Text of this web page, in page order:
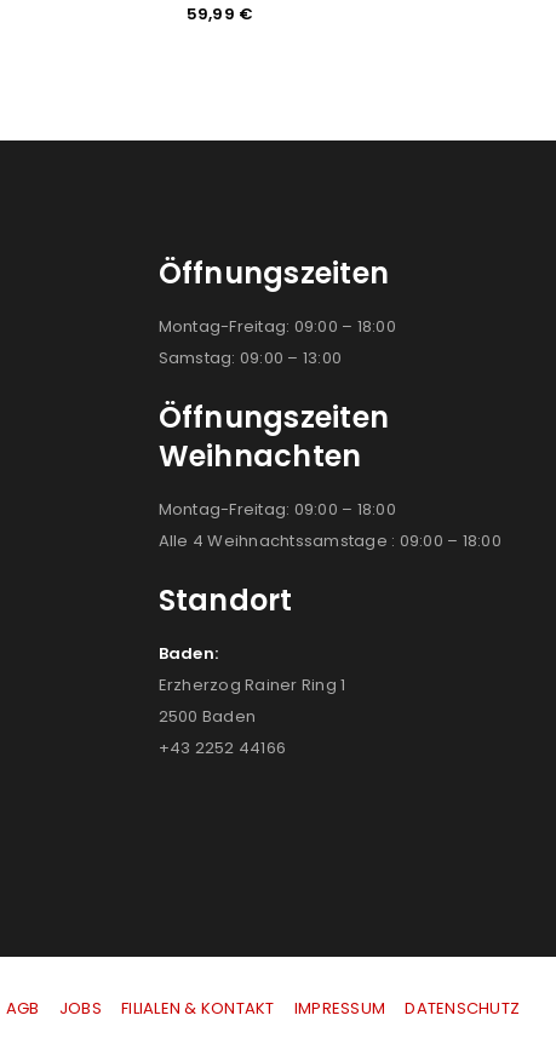
59,99 €
Öffnungszeiten
Montag-Freitag: 09:00 – 18:00
Samstag: 09:00 – 13:00
Öffnungszeiten
Weihnachten
Montag-Freitag: 09:00 – 18:00
Alle 4 Weihnachtssamstage : 09:00 – 18:00
Standort
Baden:
Erzherzog Rainer Ring 1
2500 Baden
+43 2252 44166
AGB JOBS FILIALEN & KONTAKT IMPRESSUM |DATENSCHUTZ